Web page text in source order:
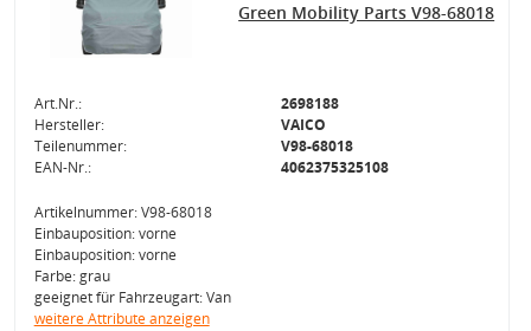
Green Mobility Parts V98-68018
Art.Nr.:
2698188
Hersteller:
VAICO
Teilenummer:
V98-68018
EAN-Nr.:
4062375325108
Artikelnummer: V98-68018
Einbauposition: vorne
Einbauposition: vorne
Farbe: grau
geeignet für Fahrzeugart: Van
weitere Attribute anzeigen